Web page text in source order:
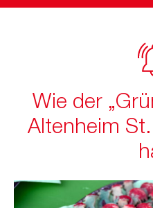
Wie der
Altenheim